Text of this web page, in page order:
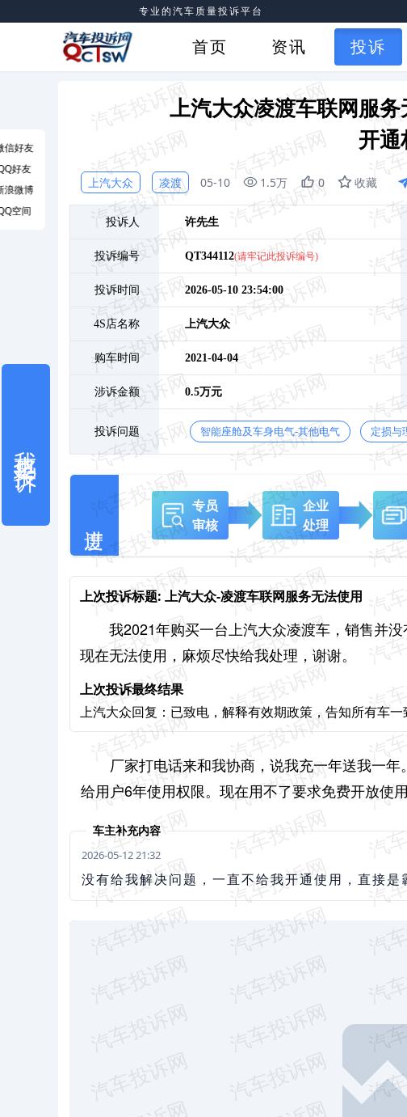
专业的汽车质量投诉平台
首页 资讯 投诉
上汽大众凌渡车联网服
开通
上汽大众 凌渡 05-10 1.5万 0 收藏
投诉人 许先生
投诉编号 QT344112(请牢记此投诉编号)
投诉时间 2026-05-10 23:54:00
4S店名称 上汽大众
购车时间 2021-04-04
涉诉金额 0.5万元
投诉问题 智能座舱及车身电气-其他电气 定损与
专员
审核
企业
处理
上次投诉标题: 上汽大众-凌渡车联网服务无法使用
我2021年购买一台上汽大众凌渡车，销售并
现在无法使用，麻烦尽快给我处理，谢谢。
上次投诉最终结果
上汽大众回复：已致电，解释有效期政策，告知所有车
厂家打电话来和我协商，说我充一年送我一
给用户6年使用权限。现在用不了要求免费开放使
车主补充内容
2026-05-12 21:32
没有给我解决问题，一直不给我开通使用，直接是
信好友
好友
浪微博
空间